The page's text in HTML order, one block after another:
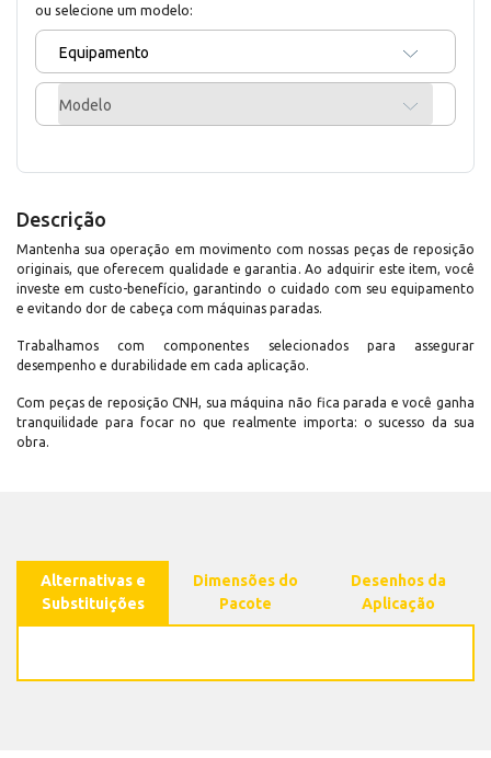
ou selecione um modelo:
Equipamento
Modelo
Descrição
Mantenha sua operação em movimento com nossas peças de reposição
originais, que oferecem qualidade e garantia. Ao adquirir este item, você
investe em custo-benefício, garantindo o cuidado com seu equipamento
e evitando dor de cabeça com máquinas paradas.
Trabalhamos com componentes selecionados para assegurar
desempenho e durabilidade em cada aplicação.
Com peças de reposição CNH, sua máquina não fica parada e você ganha
tranquilidade para focar no que realmente importa: o sucesso da sua
obra.
Alternativas e
Substituições
Dimensões do
Pacote
Desenhos da
Aplicação